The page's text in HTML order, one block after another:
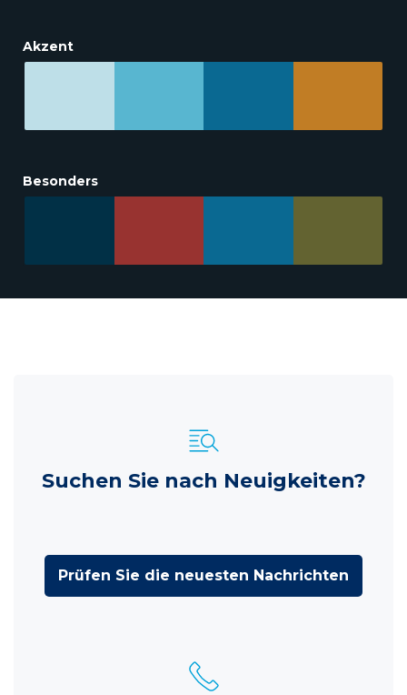
Akzent
Besonders
Suchen Sie nach Neuigkeiten?
Prüfen Sie die neuesten Nachrichten